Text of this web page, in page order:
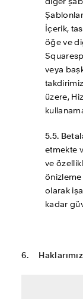
diğer
İçerik,
öğe ve
veya
üzere,
5.5.
etmekte
ve
önizleme
olarak
kadar
6.     Haklarımız